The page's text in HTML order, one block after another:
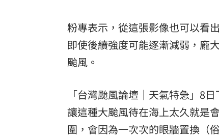
粉專表示，從這張影像也可以看
即使後續強度可能逐漸減弱，龐
颱風。
「台灣颱風論壇｜天氣特急」8
讓這種大颱風待在海上太久就是
圍，會因為一次次的眼牆置換（